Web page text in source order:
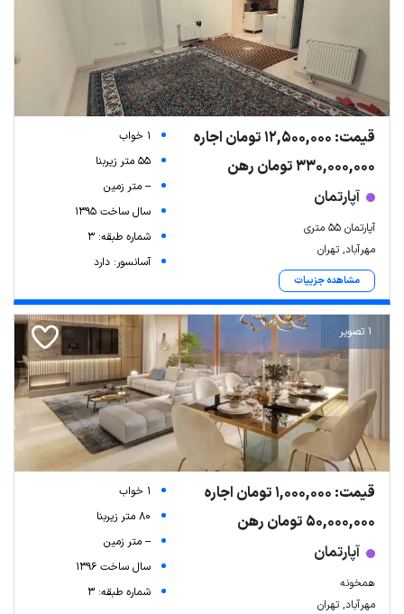
قیمت: 12,500,000 تومان اجاره
330,000,000 تومان رهن
آپارتمان
آپارتمان ۵۵ متری
مهرآباد, تهران
مشاهده جزییات
1 خواب
55 متر زیربنا
-- متر زمین
سال ساخت 1395
شماره طبقه: 3
آسانسور: دارد
1 تصویر
قیمت: 1,000,000 تومان اجاره
50,000,000 تومان رهن
آپارتمان
همخونه
مهرآباد, تهران
1 خواب
80 متر زیربنا
-- متر زمین
سال ساخت 1396
شماره طبقه: 3